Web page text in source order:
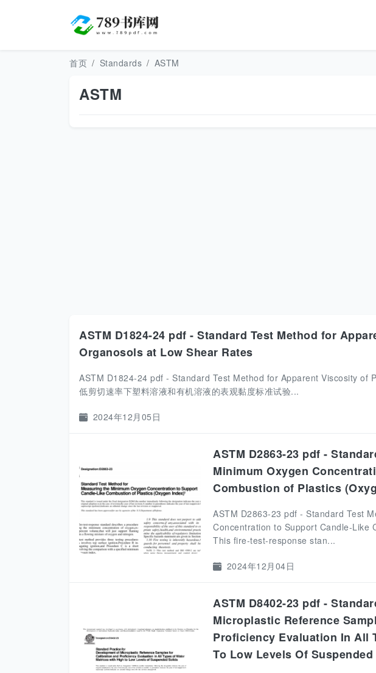
首页 Standards ASTM
ASTM
ASTM D1824-24 pdf - Standard Test Method for
Organosols at Low Shear Rates
ASTM D1824-24 pdf - Standard Test Method for Apparent Viscosity of
低剪切速率下塑料溶液和有机溶液的表观黏度标准试验...
2024年12月05日
ASTM D2863-23 pdf -
Minimum Oxygen
Combustion of Plastics
ASTM D2863-23 pdf - Standard Test
Concentration to Support Candle-Like
This fire-test-response stan...
2024年12月04日
ASTM D8402-23 pdf -
Microplastic Reference
Proficiency Evaluation In All
To Low Levels Of